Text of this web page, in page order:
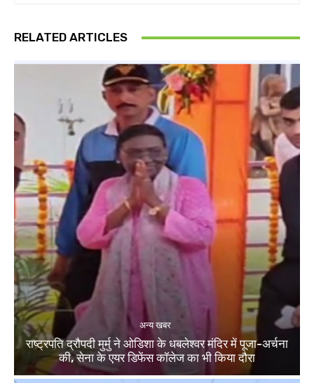
RELATED ARTICLES
अन्य खबर
राष्ट्रपति द्रौपदी मुर्मु ने ओडिशा के धबलेश्वर मंदिर में पूजा-अर्चना
की, सेना के एयर डिफेंस कॉलेज का भी किया दौरा